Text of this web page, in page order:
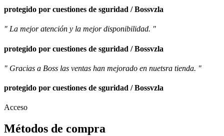
protegido por cuestiones de sguridad / Bossvzla
" La mejor atención y la mejor disponibilidad. "
protegido por cuestiones de sguridad / Bossvzla
" Gracias a Boss las ventas han mejorado en nuetsra tienda. "
protegido por cuestiones de sguridad / Bossvzla
Acceso
Métodos de compra